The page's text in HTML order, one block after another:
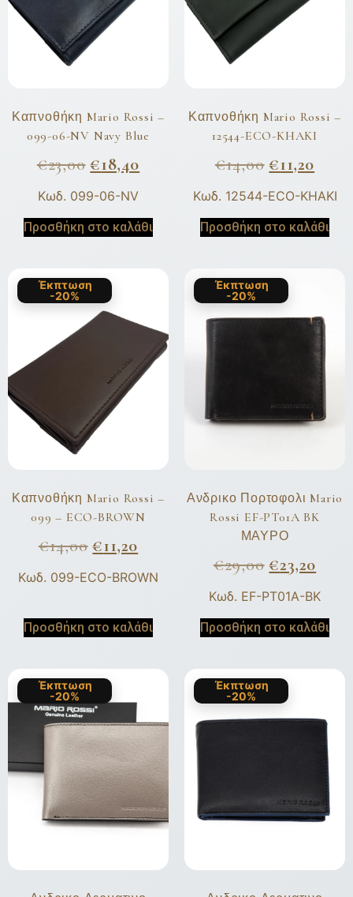
Καπνοθήκη Mario Rossi –
099-06-NV Navy Blue
€23,00 €18,40
Κωδ. 099-06-NV
Προσθήκη στο καλάθι
Καπνοθήκη Mario Rossi –
12544-ECO-KHAKI
€14,00 €11,20
Κωδ. 12544-ECO-KHAKI
Προσθήκη στο καλάθι
Έκπτωση
-20%
Καπνοθήκη Mario Rossi –
099 – ECO-BROWN
€14,00 €11,20
Κωδ. 099-ECO-BROWN
Προσθήκη στο καλάθι
Έκπτωση
-20%
Ανδρικο Πορτοφολι Mario
Rossi EF-PT01A BK
ΜΑΥΡΟ
€29,00 €23,20
Κωδ. EF-PT01A-BK
Προσθήκη στο καλάθι
Έκπτωση
-20%
Έκπτωση
-20%